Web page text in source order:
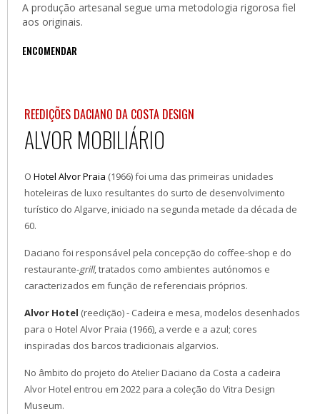
A produção artesanal segue uma metodologia rigorosa fiel
aos originais.
ENCOMENDAR
REEDIÇÕES DACIANO DA COSTA DESIGN
ALVOR MOBILIÁRIO
O Hotel Alvor Praia (1966) foi uma das primeiras unidades
hoteleiras de luxo resultantes do surto de desenvolvimento
turístico do Algarve, iniciado na segunda metade da década de
60.
Daciano foi responsável pela concepção do coffee-shop e do
restaurante-grill, tratados como ambientes autónomos e
caracterizados em função de referenciais próprios.
Alvor Hotel (reedição) - Cadeira e mesa, modelos desenhados
para o Hotel Alvor Praia (1966), a verde e a azul; cores
inspiradas dos barcos tradicionais algarvios.
No âmbito do projeto do Atelier Daciano da Costa a cadeira
Alvor Hotel entrou em 2022 para a coleção do Vitra Design
Museum.